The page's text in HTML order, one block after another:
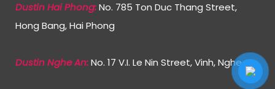
Dustin Hai Phong:No. 785 Ton Duc Thang Street,
Hong Bang, Hai Phong
Dustin Nghe An:No. 17 V.I. Le Nin Street, Vinh, Nghe An